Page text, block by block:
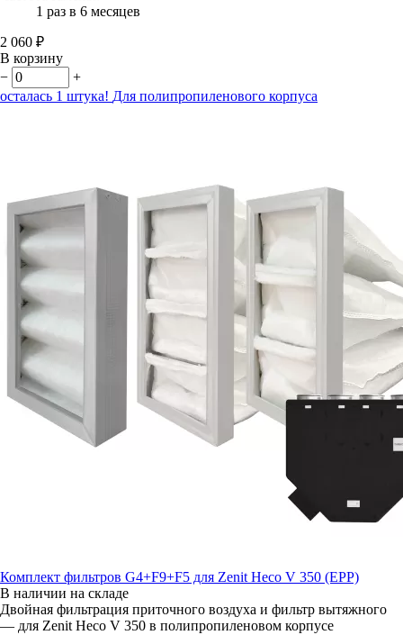
1 раз в 6 месяцев
2 060 ₽
В корзину
−
+
осталась 1 штука! Для полипропиленового корпуса
Комплект фильтров G4+F9+F5 для Zenit Heco V 350 (EPP)
В наличии на складе
Двойная фильтрация приточного воздуха и фильтр вытяжного
— для Zenit Heco V 350 в полипропиленовом корпусе